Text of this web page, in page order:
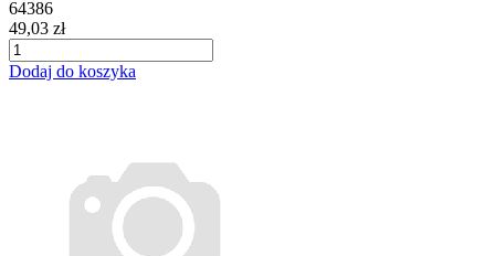
64386
49,03 zł
Dodaj do koszyka